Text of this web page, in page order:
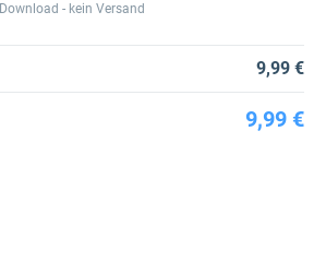
- kein Versand
9,99 €
9,99 €